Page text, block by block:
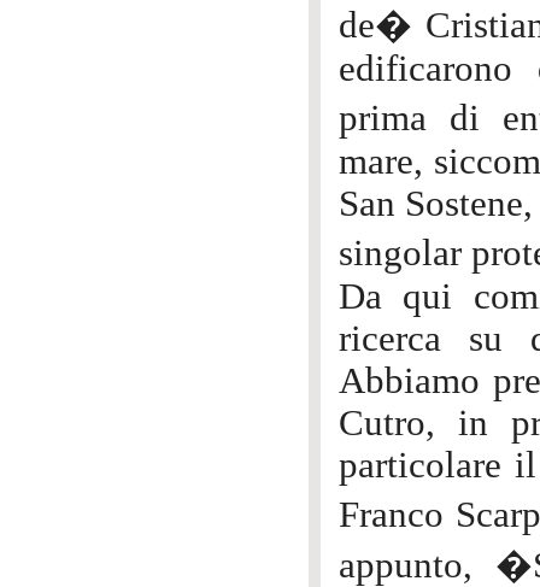
de�
edificarono
prima di
mare,
San
singolar
Da qui
ricerca su
Abbiamo
Cutro, in
particolare
Franco
appunto,